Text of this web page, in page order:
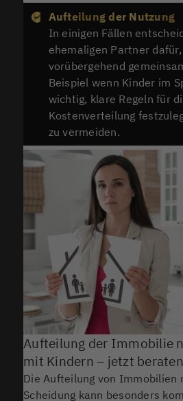
Aufteilung der Nutzung
In einigen Fällen
ehemaligen Partner
vorübergehend
Beispiel wenn Kinder im
wichtig, klare Regeln für
Kostenverteilung
zu vermeiden.
Aufteilung der Immobilie
mit Kindern – jetzt
Die Aufteilung von Immobilien
Scheidung kann besonders